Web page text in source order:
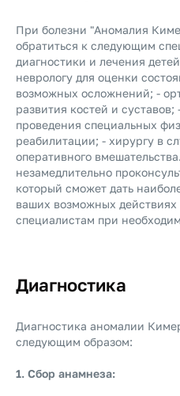
При болезни "Аномалия
обратиться к следующим
диагностики и лечения
неврологу для оценки
возможных осложнений; -
развития костей и суставов;
проведения специальных
реабилитации; - хирургу в
оперативного
незамедлительно
который сможет дать
ваших возможных действиях
специалистам при
Диагностика
Диагностика аномалии
следующим образом:
1. Сбор анамнеза: